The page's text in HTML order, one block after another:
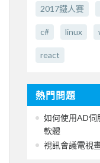
2017鐵人賽
c# linux
react
熱門問題
如何使用AD伺
軟體
視訊會議電視